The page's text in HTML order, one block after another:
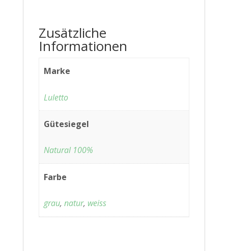
Zusätzliche
Informationen
Marke
Luletto
Gütesiegel
Natural 100%
Farbe
grau,natur, weiss